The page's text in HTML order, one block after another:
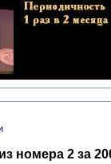
номера 2 за